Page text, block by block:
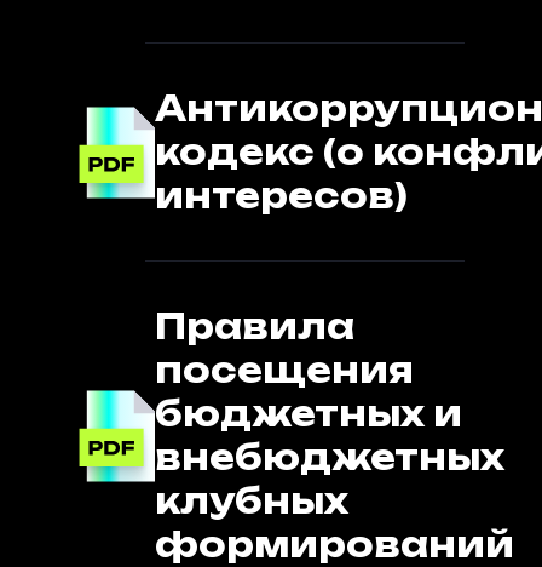
кодекс (о
интересов)
Правила
посещения
бюджетных и
внебюджетных
клубных
формирований